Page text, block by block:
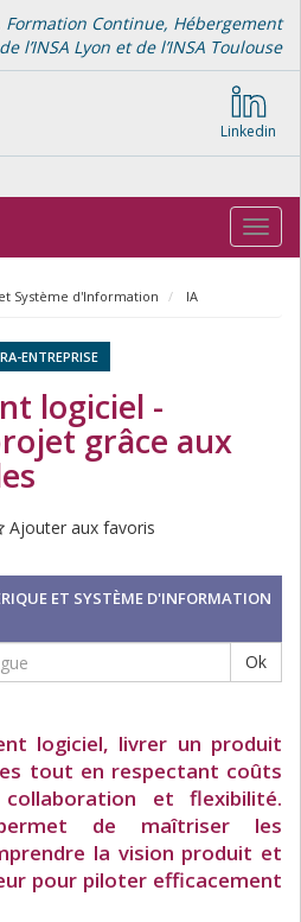
Formation Continue, Hébergement
l’INSA Lyon et de l’INSA Toulouse
Linkedin
Système d'Information
IA
ENTREPRISE
logiciel -
grâce aux
Ajouter aux favoris
ET SYSTÈME D'INFORMATION
Ok
logiciel, livrer un produit
tout en respectant coûts
et flexibilité.
de maîtriser les
la vision produit et
pour piloter efficacement